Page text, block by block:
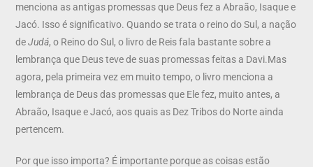
menciona as antigas promessas que Deus fez a Abraão, Isaque e
Jacó. Isso é significativo. Quando se trata o reino do Sul, a nação
deJudá, o Reino do Sul, o livro de Reis fala bastante sobre a
lembrança que Deus teve de suas promessas feitas a Davi.Mas
agora, pela primeira vez em muito tempo, o livro menciona a
lembrança de Deus das promessas que Ele fez, muito antes, a
Abraão, Isaque e Jacó, aos quais as Dez Tribos do Norte ainda
pertencem.
Por que isso importa? É importante porque as coisas estão